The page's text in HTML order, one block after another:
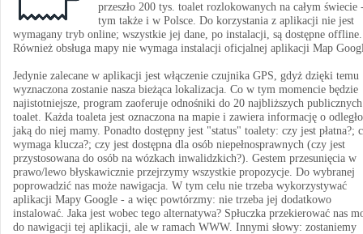
przeszło 200 tys. toalet rozlokowanych na całym świecie
tym także i w Polsce. Do korzystania z aplikacji nie jest
wymagany tryb online; wszystkie jej dane, po instalacji, są dostępne offline.
Również obsługa mapy nie wymaga instalacji oficjalnej aplikacji Map
Jedynie zalecane w aplikacji jest włączenie czujnika GPS, gdyż dzięki temu
wyznaczona zostanie nasza bieżąca lokalizacja. Co w tym momencie będzie
najistotniejsze, program zaoferuje odnośniki do 20 najbliższych publicznych
toalet. Każda toaleta jest oznaczona na mapie i zawiera informację o
jaką do niej mamy. Ponadto dostępny jest "status" toalety: czy jest płatna?;
wymaga klucza?; czy jest dostępna dla osób niepełnosprawnych (czy jest
przystosowana do osób na wózkach inwalidzkich?). Gestem przesunięcia w
prawo/lewo błyskawicznie przejrzymy wszystkie propozycje. Do wybranej
poprowadzić nas może nawigacja. W tym celu nie trzeba wykorzystywać
aplikacji Mapy Google - a więc powtórzmy: nie trzeba jej dodatkowo
instalować. Jaka jest wobec tego alternatywa? Spłuczka przekierować nas
do nawigacji tej aplikacji, ale w ramach WWW. Innymi słowy: zostaniemy